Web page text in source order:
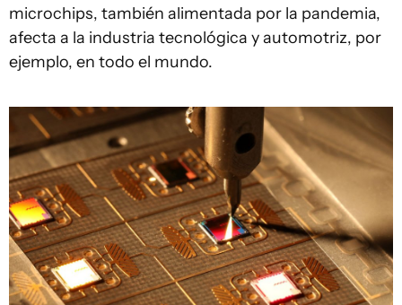
microchips, también alimentada por la pandemia,
afecta a la industria tecnológica y automotriz, por
ejemplo, en todo el mundo.